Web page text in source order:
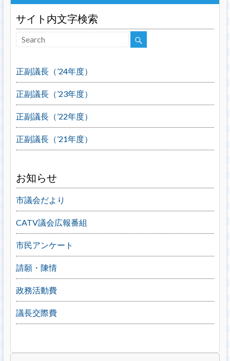
サイト内文字検索
正副議長（’24年度）
正副議長（’23年度）
正副議長（’22年度）
正副議長（’21年度）
お知らせ
市議会だより
CATV議会広報番組
市民アンケート
請願・陳情
政務活動費
議長交際費